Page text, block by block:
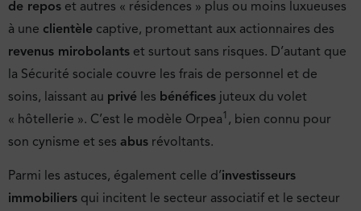
de repos et autres « résidences » plus ou moins luxueuses
à une clientèle captive, promettant aux actionnaires des
revenus mirobolants et surtout sans risques. D’autant que
la Sécurité sociale couvre les frais de personnel et de
soins, laissant au privé les bénéfices juteux du volet
« hôtellerie ». C’est le modèle Orpea1 , bien connu pour
son cynisme et ses abus révoltants.
Parmi les astuces, également celle d’investisseurs
immobiliers qui incitent le secteur associatif et le secteur